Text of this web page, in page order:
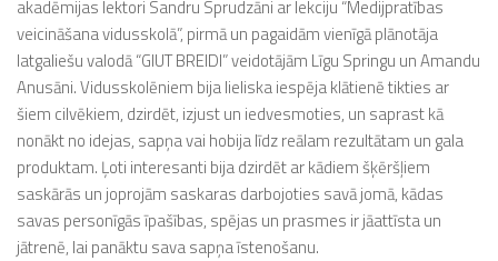
akadēmijas lektori Sandru Sprudzāni ar lekciju “Medijpratības
veicināšana vidusskolā”, pirmā un pagaidām vienīgā plānotāja
latgaliešu valodā “GIUT BREIDI” veidotājām Līgu Springu un Amandu
Anusāni. Vidusskolēniem bija lieliska iespēja klātienē tikties ar
šiem cilvēkiem, dzirdēt, izjust un iedvesmoties, un saprast kā
nonākt no idejas, sapņa vai hobija līdz reālam rezultātam un gala
produktam. Ļoti interesanti bija dzirdēt ar kādiem šķēršļiem
saskārās un joprojām saskaras darbojoties savā jomā, kādas
savas personīgās īpašības, spējas un prasmes ir jāattīsta un
jātrenē, lai panāktu sava sapņa īstenošanu.